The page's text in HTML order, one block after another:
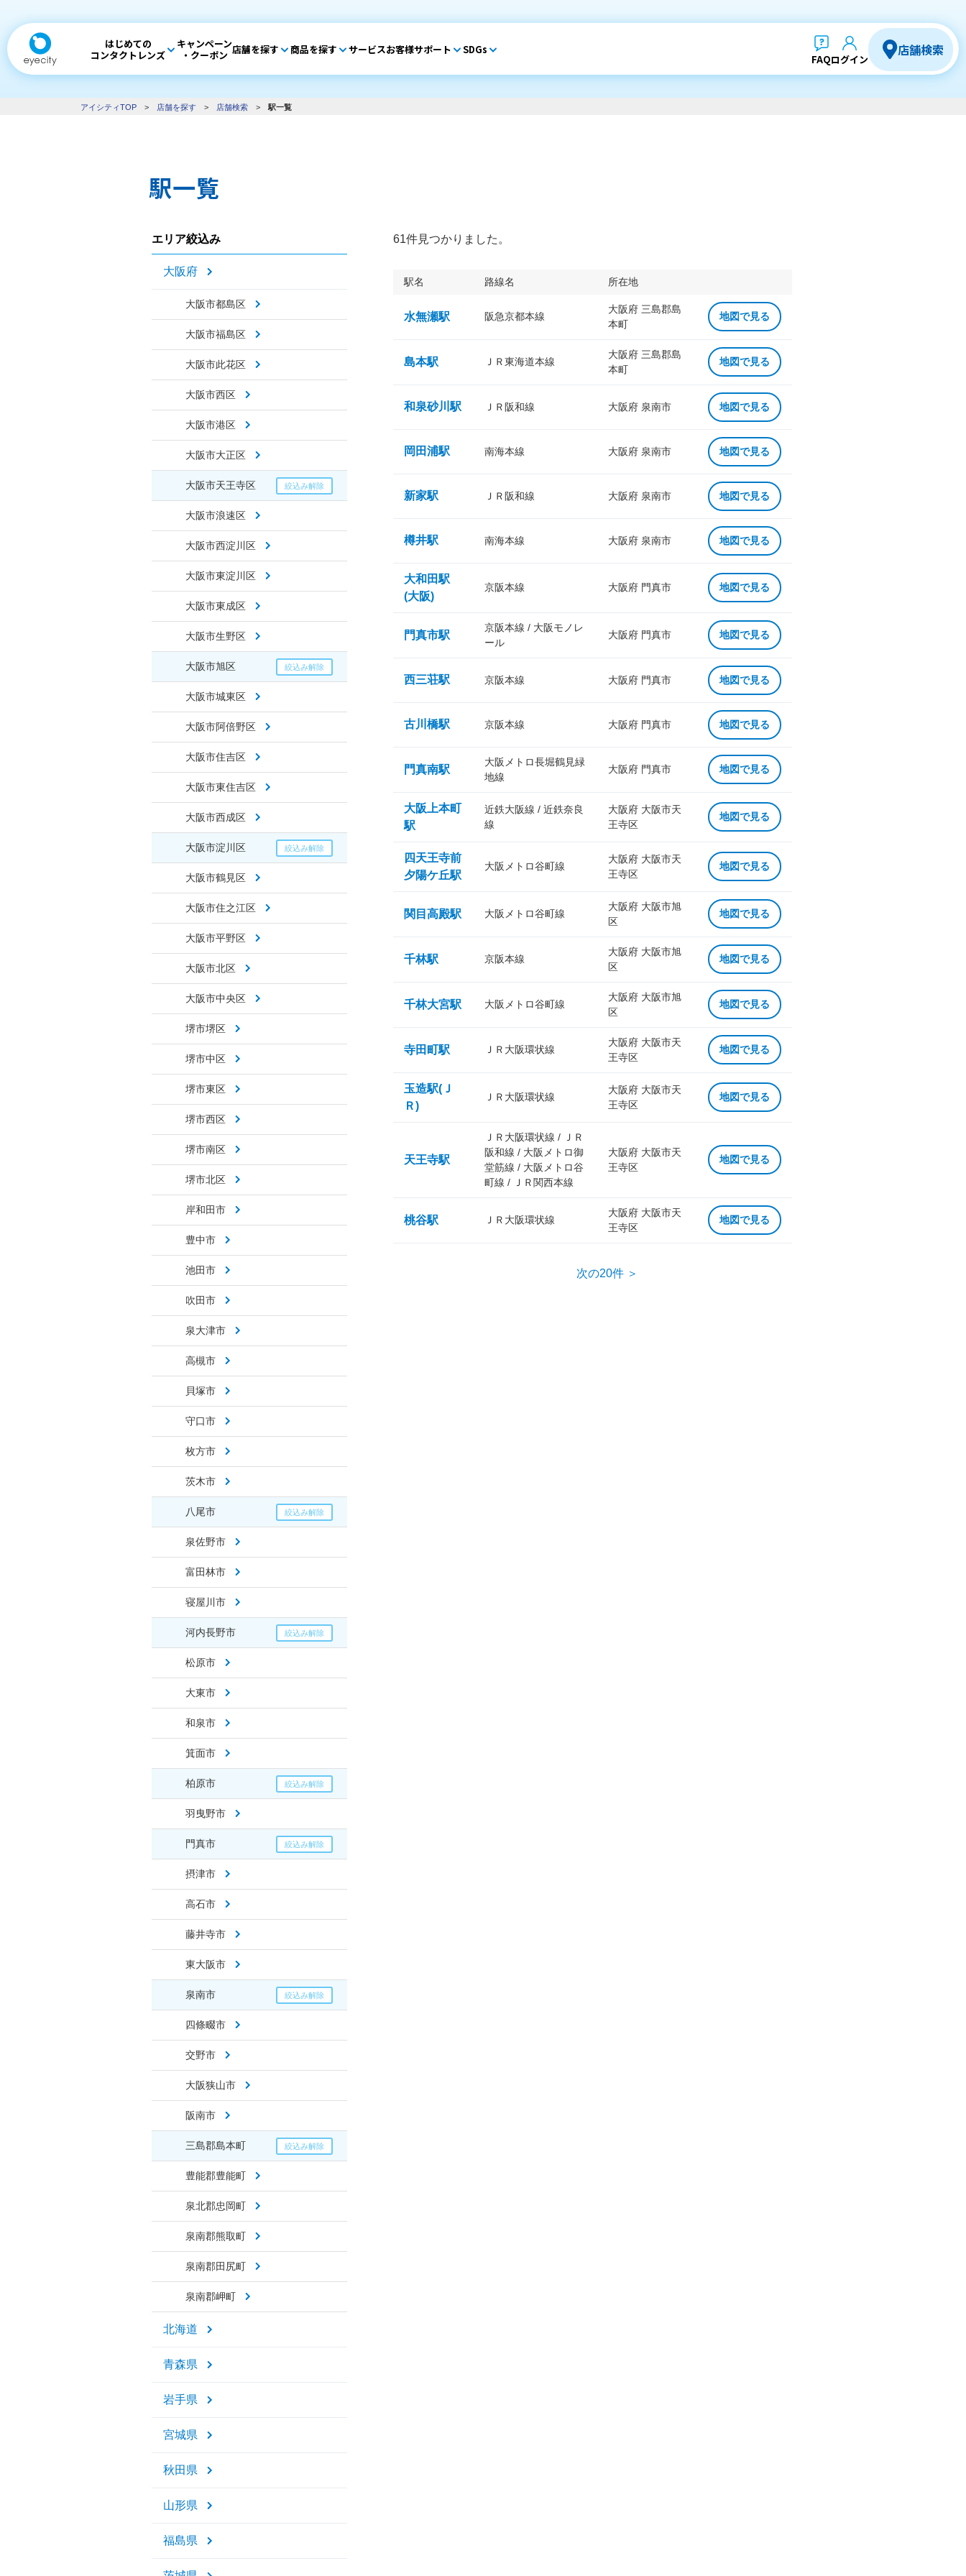
はじめての
コンタクトレンズ
キャンペーン
・クーポン 店舗を探す 商品を探す サービスお客様サポート SDGs
FAQログイン
店舗検索
アイシティTOP > 店舗を探す > 店舗検索 > 駅一覧
駅一覧
エリア絞込み
大阪府
大阪市都島区
大阪市福島区
大阪市此花区
大阪市西区
大阪市港区
大阪市大正区
大阪市天王寺区
大阪市浪速区
大阪市西淀川区
大阪市東淀川区
大阪市東成区
大阪市生野区
大阪市旭区
大阪市城東区
大阪市阿倍野区
大阪市住吉区
大阪市東住吉区
大阪市西成区
大阪市淀川区
大阪市鶴見区
大阪市住之江区
大阪市平野区
大阪市北区
大阪市中央区
堺市堺区
堺市中区
堺市東区
堺市西区
堺市南区
堺市北区
岸和田市
豊中市
池田市
吹田市
泉大津市
高槻市
貝塚市
守口市
枚方市
茨木市
八尾市
泉佐野市
富田林市
寝屋川市
河内長野市
松原市
大東市
和泉市
箕面市
柏原市
羽曳野市
門真市
摂津市
高石市
藤井寺市
東大阪市
泉南市
四條畷市
交野市
大阪狭山市
阪南市
三島郡島本町
豊能郡豊能町
泉北郡忠岡町
泉南郡熊取町
泉南郡田尻町
泉南郡岬町
北海道
青森県
岩手県
宮城県
秋田県
山形県
福島県
61件見つかりました。
駅名 路線名 所在地
水無瀬駅 阪急京都本線
大阪府 三島郡島
本町
地図で見る
島本駅 ＪＲ東海道本線
大阪府 三島郡島
本町
地図で見る
和泉砂川駅 ＪＲ阪和線 大阪府 泉南市 地図で見る
岡田浦駅 南海本線 大阪府 泉南市 地図で見る
新家駅 ＪＲ阪和線 大阪府 泉南市 地図で見る
樽井駅 南海本線 大阪府 泉南市 地図で見る
大和田駅
(大阪)
京阪本線 大阪府 門真市 地図で見る
門真市駅
京阪本線 / 大阪モノレ
ール
大阪府 門真市 地図で見る
西三荘駅 京阪本線 大阪府 門真市 地図で見る
古川橋駅 京阪本線 大阪府 門真市 地図で見る
門真南駅
大阪メトロ長堀鶴見緑
地線
大阪府 門真市 地図で見る
大阪上本町
駅
近鉄大阪線 / 近鉄奈良
線
大阪府 大阪市天
王寺区
地図で見る
四天王寺前
夕陽ケ丘駅
大阪メトロ谷町線
大阪府 大阪市天
王寺区
地図で見る
関目高殿駅 大阪メトロ谷町線
大阪府 大阪市旭
区
地図で見る
千林駅 京阪本線
大阪府 大阪市旭
区
地図で見る
千林大宮駅 大阪メトロ谷町線
大阪府 大阪市旭
区
地図で見る
寺田町駅 ＪＲ大阪環状線
大阪府 大阪市天
王寺区
地図で見る
玉造駅(Ｊ
Ｒ)
ＪＲ大阪環状線
大阪府 大阪市天
王寺区
地図で見る
天王寺駅
ＪＲ大阪環状線 / ＪＲ
阪和線 / 大阪メトロ御
堂筋線 / 大阪メトロ谷
町線 / ＪＲ関西本線
大阪府 大阪市天
王寺区
地図で見る
桃谷駅 ＪＲ大阪環状線
大阪府 大阪市天
王寺区
地図で見る
次の20件 ＞